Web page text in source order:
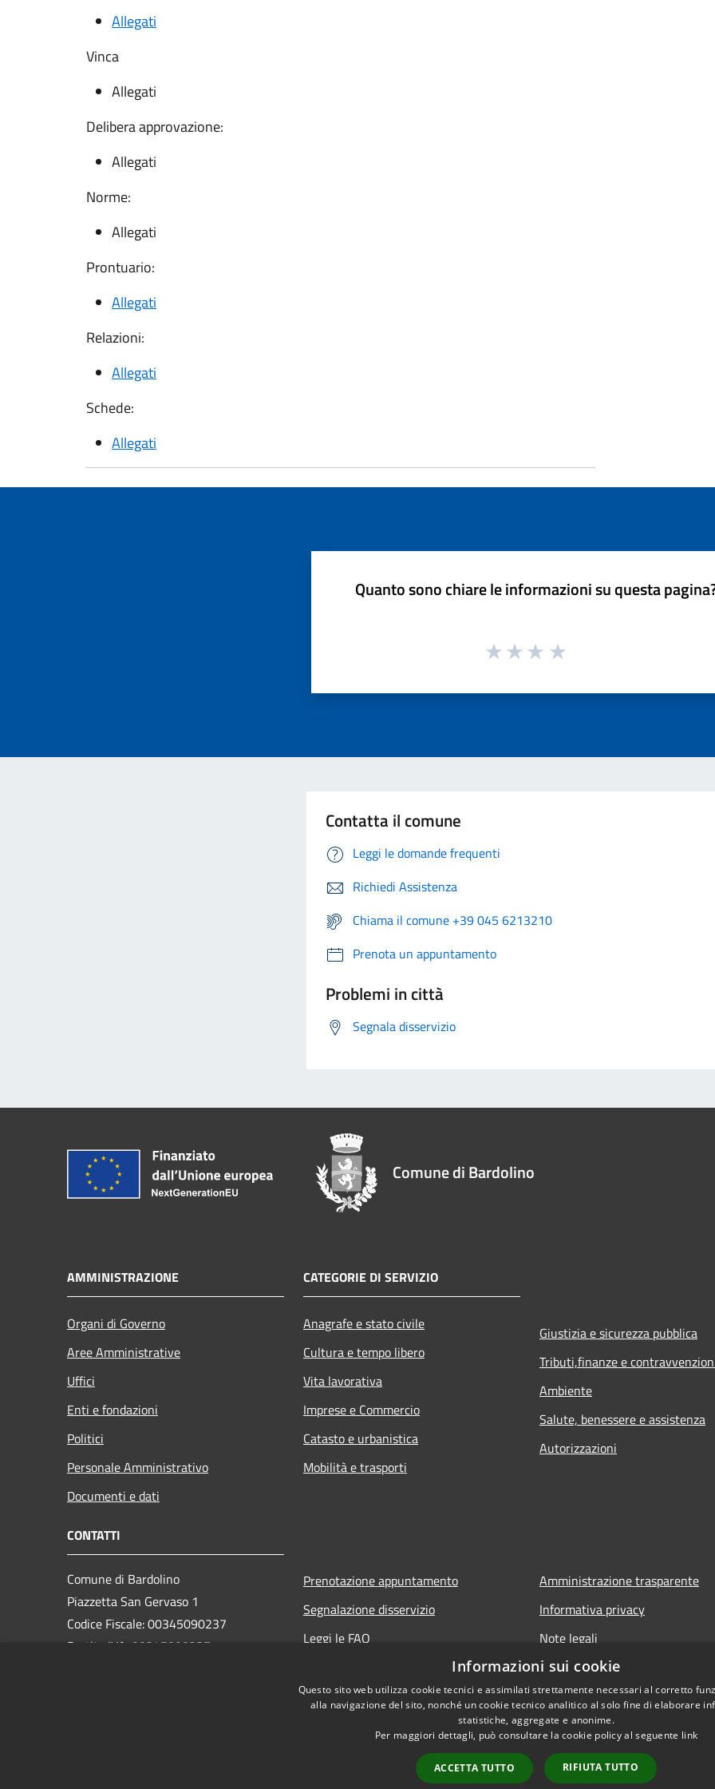
Allegati
Vinca
Allegati
Delibera approvazione:
Allegati
Norme:
Allegati
Prontuario:
Allegati
Relazioni:
Allegati
Schede:
Allegati
Quanto sono chiare le informazioni su questa
Contatta il comune
Leggi le domande frequenti
Richiedi Assistenza
Chiama il comune +39 045 6213210
Prenota un appuntamento
Problemi in città
Segnala disservizio
Comune di Bardolino
AMMINISTRAZIONE
Organi di Governo
Aree Amministrative
Uffici
Enti e fondazioni
Politici
Personale Amministrativo
Documenti e dati
CATEGORIE DI SERVIZIO
Anagrafe e stato civile
Cultura e tempo libero
Vita lavorativa
Imprese e Commercio
Catasto e urbanistica
Mobilità e trasporti
Giustizia e sicurezza pubblica
Tributi,finanze e
Ambiente
Salute, benessere e assistenza
Autorizzazioni
CONTATTI
Comune di Bardolino
Piazzetta San Gervaso 1
Codice Fiscale: 00345090237
Partita IVA: 00345090237
Prenotazione appuntamento
Segnalazione disservizio
Leggi le FAQ
Amministrazione trasparente
Informativa privacy
Note legali
Dichiarazione di accessibilità
Link app municipium
Informazioni sui cookie
Questo sito web utilizza cookie tecnici e assimilati strettamente necessari al corretto
alla navigazione del sito, nonché un cookie tecnico analitico al solo fine di elaborare
statistiche, aggregate e anonime.
Per maggiori dettagli, può consultare la cookie policy al seguente link
ACCETTA TUTTO RIFIUTA TUTTO